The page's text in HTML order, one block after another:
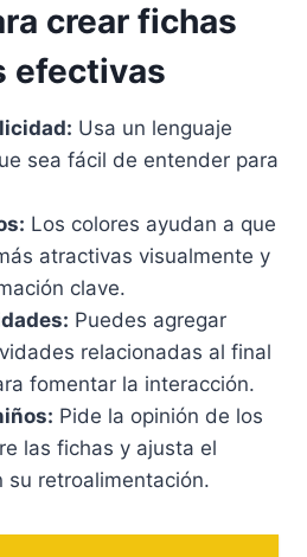
crear fichas
efectivas
Usa un lenguaje
sea fácil de entender para
Los colores ayudan a que
atractivas visualmente y
clave.
Puedes agregar
relacionadas al final
fomentar la interacción.
Pide la opinión de los
las fichas y ajusta el
su retroalimentación.